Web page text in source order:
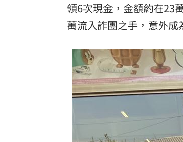
領6次現金，金額約在23
萬流入詐團之手，意外成